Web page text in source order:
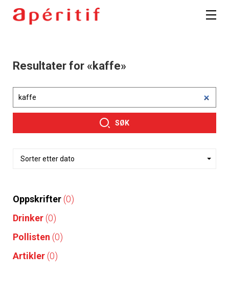
Resultater for «kaffe»
SØK
Oppskrifter (0)
Drinker (0)
Pollisten (0)
Artikler (0)